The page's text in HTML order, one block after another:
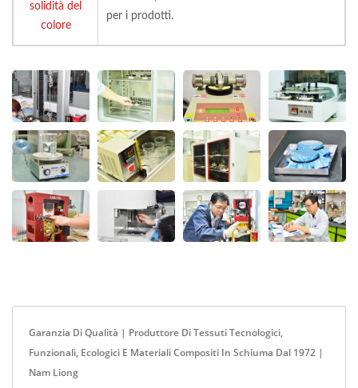
solidità del
colore
per i prodotti.
Garanzia Di Qualità | Produttore Di Tessuti Tecnologici,
Funzionali, Ecologici E Materiali Compositi In Schiuma Dal 1972 |
Nam Liong